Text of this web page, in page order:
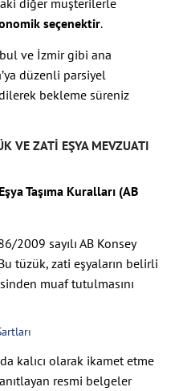
seçenektir.
ve İzmir gibi ana
düzenli parsiyel
bekleme süreniz
VE ZATI EŞYA MEVZUATI
Taşıma Kuralları (AB
2009 sayılı AB Konsey
tüzük, zati eşyaların belirli
muaf tutulmasını
kalıcı olarak ikamet etme
resmi belgeler